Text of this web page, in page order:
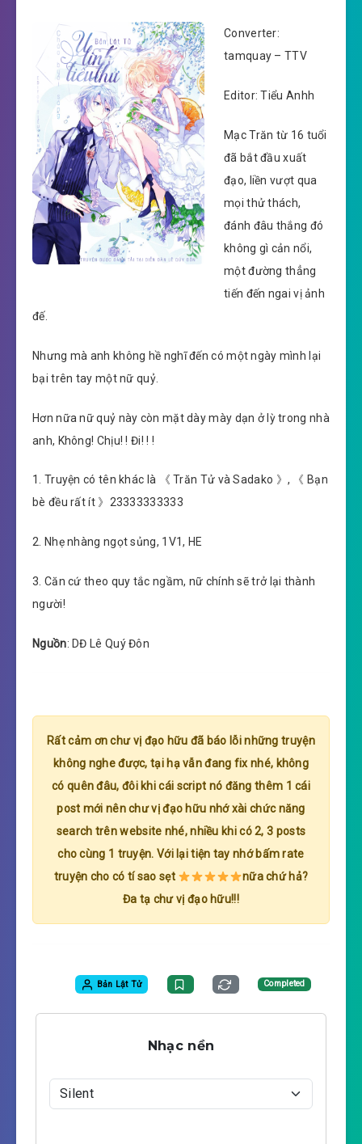
Converter:
tamquay – TTV
Editor: Tiểu Anhh
Mạc Trăn từ 16 tuổi
đã bắt đầu xuất
đạo, liền vượt qua
mọi thử thách,
đánh đâu thắng đó
không gì cản nổi,
một đường thẳng
tiến đến ngai vị ảnh
đế.
Nhưng mà anh không hề nghĩ đến có một ngày mình lại
bại trên tay một nữ quỷ.
Hơn nữa nữ quỷ này còn mặt dày mày dạn ở lỳ trong nhà
anh, Không! Chịu! ! Đi! ! !
1. Truyện có tên khác là 《 Trăn Tử và Sadako 》, 《 Bạn
bè đều rất ít 》23333333333
2. Nhẹ nhàng ngọt sủng, 1V1, HE
3. Căn cứ theo quy tắc ngầm, nữ chính sẽ trở lại thành
người!
Nguồn: DĐ Lê Quý Đôn
Rất cảm ơn chư vị đạo hữu đã báo lỗi những truyện
không nghe được, tại hạ vẫn đang fix nhé, không
có quên đâu, đôi khi cái script nó đăng thêm 1 cái
post mới nên chư vị đạo hữu nhớ xài chức năng
search trên website nhé, nhiều khi có 2, 3 posts
cho cùng 1 truyện. Với lại tiện tay nhớ bấm rate
truyện cho có tí sao sẹt
nữa chứ hả?
Đa tạ chư vị đạo hữu!!!
Bản Lật Tử Completed
Nhạc nền